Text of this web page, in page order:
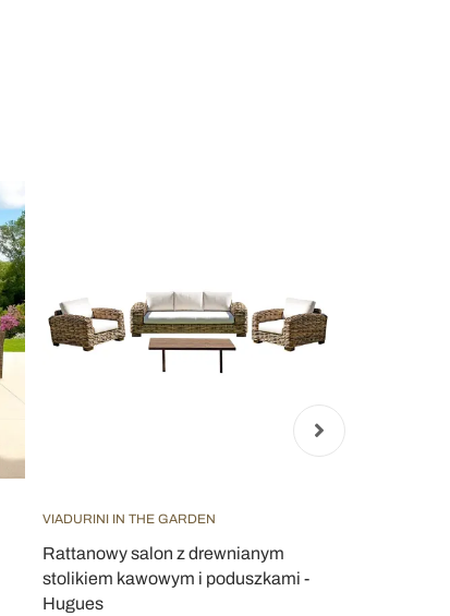
VIADURINI IN THE GARDEN
Rattanowy salon z drewnianym
stolikiem kawowym i poduszkami -
Hugues